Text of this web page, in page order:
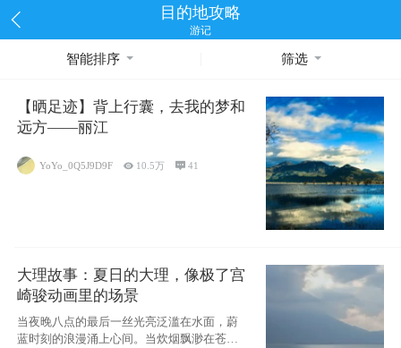
目的地攻略
游记
智能排序 筛选
【晒足迹】背上行囊，去我的梦和
远方——丽江
YoYo_0Q5J9D9F  10.5万 41
大理故事：夏日的大理，像极了宫
崎骏动画里的场景
当夜晚八点的最后一丝光亮泛滥在水面，蔚
蓝时刻的浪漫涌上心间。当炊烟飘渺在苍山